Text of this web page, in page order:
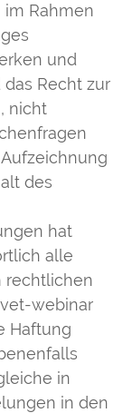
im Rahmen
und
Recht zur
nicht
des
hat
alle
rechtlichen
webinar
Haftung
in
in den